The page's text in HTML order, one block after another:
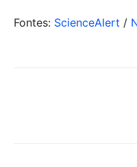
Fontes: ScienceAlert /